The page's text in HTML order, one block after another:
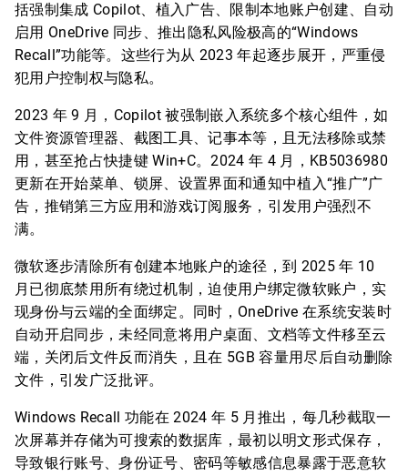
括强制集成 Copilot、植入广告、限制本地账户创建、自动
启用 OneDrive 同步、推出隐私风险极高的“Windows
Recall”功能等。这些行为从 2023 年起逐步展开，严重侵
犯用户控制权与隐私。
2023 年 9 月，Copilot 被强制嵌入系统多个核心组件，如
文件资源管理器、截图工具、记事本等，且无法移除或禁
用，甚至抢占快捷键 Win+C。2024 年 4 月，KB5036980
更新在开始菜单、锁屏、设置界面和通知中植入“推广”广
告，推销第三方应用和游戏订阅服务，引发用户强烈不
满。
微软逐步清除所有创建本地账户的途径，到 2025 年 10
月已彻底禁用所有绕过机制，迫使用户绑定微软账户，实
现身份与云端的全面绑定。同时，OneDrive 在系统安装时
自动开启同步，未经同意将用户桌面、文档等文件移至云
端，关闭后文件反而消失，且在 5GB 容量用尽后自动删除
文件，引发广泛批评。
Windows Recall 功能在 2024 年 5 月推出，每几秒截取一
次屏幕并存储为可搜索的数据库，最初以明文形式保存，
导致银行账号、身份证号、密码等敏感信息暴露于恶意软